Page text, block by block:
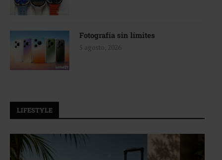
Fotografía sin límites
5 agosto, 2026
LIFESTYLE